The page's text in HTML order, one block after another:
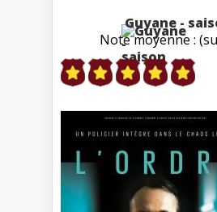
Guyane -
Note moyenne :